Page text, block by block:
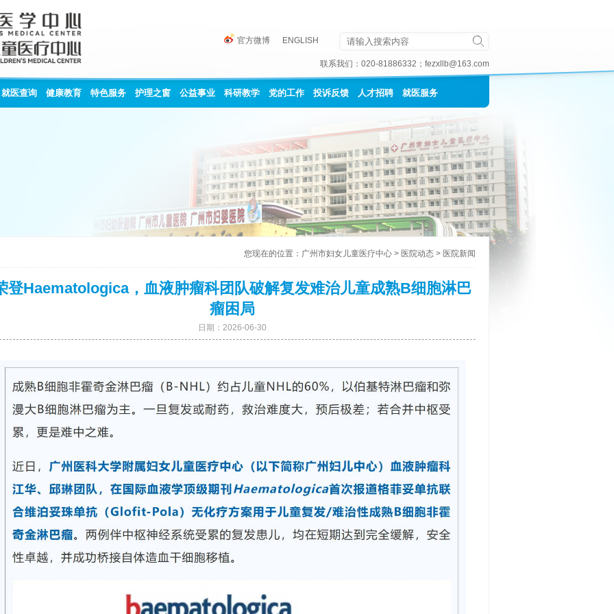
官方微博 ENGLISH
联系我们： 020-81886332 ； fezxllb@163.com
就医查询 健康教育 特色服务 护理之窗 公益事业 科研教学 党的工作 投诉反馈 人才招聘 就医服务
您现在的位置： 广州市妇女儿童医疗中心 > 医院动态 > 医院新闻
登Haematologica，血液肿瘤科团队破解复发难治儿童成熟B细胞淋巴
瘤困局
日期： 2026-06-30